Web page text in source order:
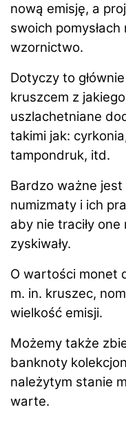
nową emisję, a
swoich
wzornictwo.
Dotyczy to
kruszcem z
uszlachetniane
takimi jak:
tampondruk, itd.
Bardzo ważne
numizmaty i ich
aby nie traciły
zyskiwały.
O wartości monet
m. in. kruszec,
wielkość emisji.
Możemy także
banknoty
należytym stanie
warte.